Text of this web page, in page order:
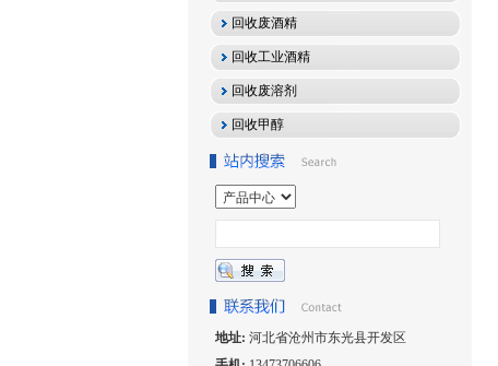
回收废酒精
回收工业酒精
回收废溶剂
回收甲醇
地址: 河北省沧州市东光县开发区